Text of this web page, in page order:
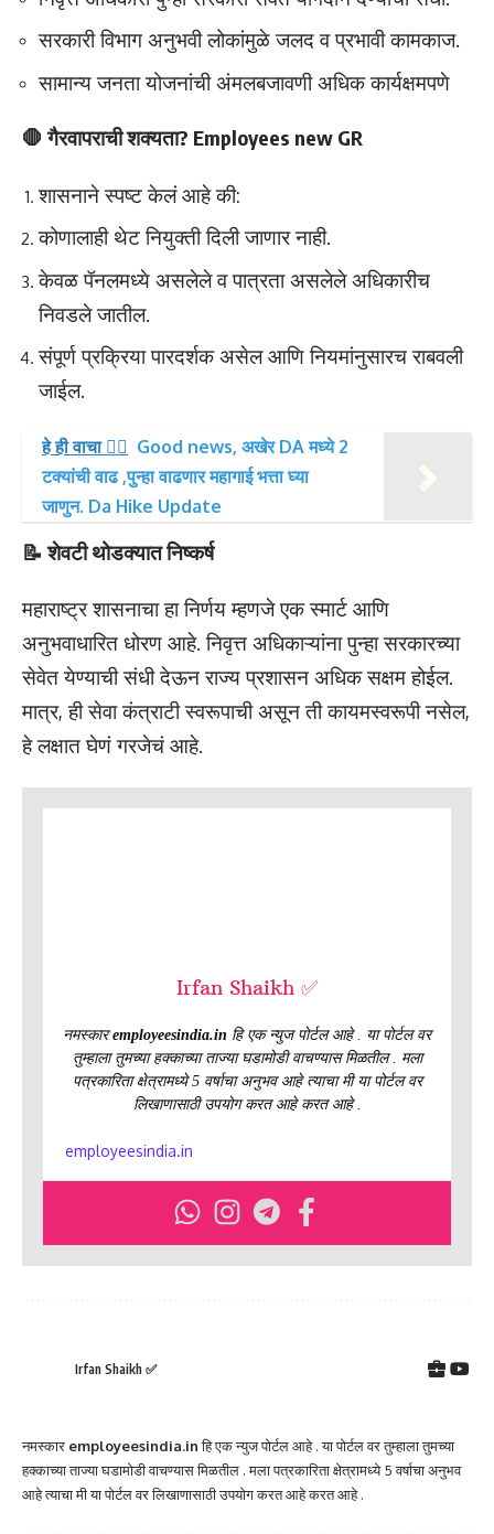
सरकारी विभाग अनुभवी लोकांमुळे जलद व प्रभावी कामकाज.
सामान्य जनता योजनांची अंमलबजावणी अधिक कार्यक्षमपणे
🛑 गैरवापराची शक्यता? Employees new GR
शासनाने स्पष्ट केलं आहे की:
कोणालाही थेट नियुक्ती दिली जाणार नाही.
केवळ पॅनलमध्ये असलेले व पात्रता असलेले अधिकारीच
निवडले जातील.
संपूर्ण प्रक्रिया पारदर्शक असेल आणि नियमांनुसारच राबवली
जाईल.
हे ही वाचा 👉🏻 Good news, अखेर DA मध्ये 2
टक्यांची वाढ ,पुन्हा वाढणार महागाई भत्ता घ्या
जाणुन. Da Hike Update
📝 शेवटी थोडक्यात निष्कर्ष
महाराष्ट्र शासनाचा हा निर्णय म्हणजे एक स्मार्ट आणि
अनुभवाधारित धोरण आहे. निवृत्त अधिकाऱ्यांना पुन्हा सरकारच्या
सेवेत येण्याची संधी देऊन राज्य प्रशासन अधिक सक्षम होईल.
मात्र, ही सेवा कंत्राटी स्वरूपाची असून ती कायमस्वरूपी नसेल,
हे लक्षात घेणं गरजेचं आहे.
Irfan Shaikh ✅
नमस्कारemployeesindia.in हि एक न्युज पोर्टल आहे . या पोर्टल वर
तुम्हाला तुमच्या हक्काच्या ताज्या घडामोडी वाचण्यास मिळतील . मला
पत्रकारिता क्षेत्रामध्ये 5 वर्षाचा अनुभव आहे त्याचा मी या पोर्टल वर
लिखाणासाठी उपयोग करत आहे करत आहे .
employeesindia.in
Irfan Shaikh ✅
नमस्कार employeesindia.inहि एक न्युज पोर्टल आहे . या पोर्टल वर तुम्हाला तुमच्या
हक्काच्या ताज्या घडामोडी वाचण्यास मिळतील . मला पत्रकारिता क्षेत्रामध्ये 5 वर्षाचा अनुभव
आहे त्याचा मी या पोर्टल वर लिखाणासाठी उपयोग करत आहे करत आहे .